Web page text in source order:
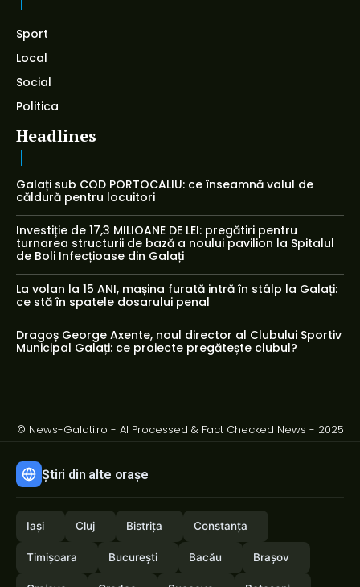
Sport
Local
Social
Politica
Headlines
Galați sub COD PORTOCALIU: ce înseamnă valul de
căldură pentru locuitori
Investiție de 17,3 MILIOANE DE LEI: pregătiri pentru
turnarea structurii de bază a noului pavilion la Spitalul
de Boli Infecțioase din Galați
La volan la 15 ANI, mașina furată intră în stâlp la Galați:
ce stă în spatele dosarului penal
Dragoș George Axente, noul director al Clubului Sportiv
Municipal Galați: ce proiecte pregătește clubul?
© News-Galati.ro - AI Processed & Fact Checked News - 2025
Știri din alte orașe
Iași Cluj Bistrița Constanța
Timișoara București Bacău Brașov